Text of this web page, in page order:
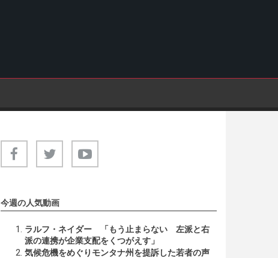
今週の人気動画
ラルフ・ネイダー 「もう止まらない 左派と右
派の連携が企業支配をくつがえす」
気候危機をめぐりモンタナ州を提訴した若者の声